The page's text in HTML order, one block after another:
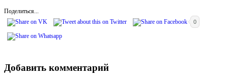
Поделиться...
0
Добавить комментарий